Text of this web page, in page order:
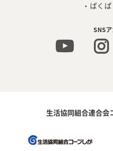
・ぱく
SNS
生活協同組合連合会